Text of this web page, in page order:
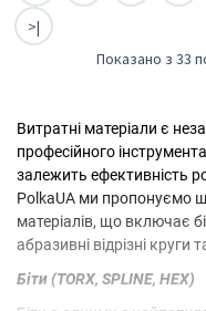
>|
Показано з 33
Витратні матеріали є
професійного
залежить ефективність
PolkaUA ми пропонуємо
матеріалів, що включає
абразивні відрізні круги
Біти (TORX, SPLINE, HEX)